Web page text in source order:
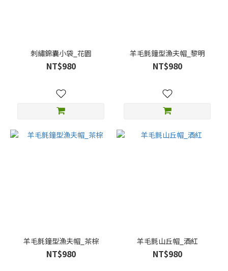
刺繡錦囊小袋_花園
NT$980
羊毛氈鐘型漁夫帽_黎明
NT$980
羊毛氈鐘型漁夫帽_茶棕
NT$980
羊毛氈山丘帽_酒紅
NT$980